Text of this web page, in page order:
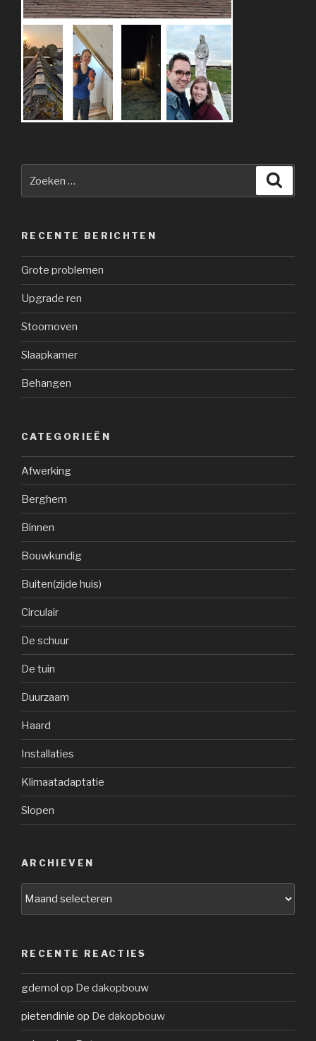
RECENTE BERICHTEN
Grote problemen
Upgrade ren
Stoomoven
Slaapkamer
Behangen
CATEGORIEËN
Afwerking
Berghem
Binnen
Bouwkundig
Buiten(zijde huis)
Circulair
De schuur
De tuin
Duurzaam
Haard
Installaties
Klimaatadaptatie
Slopen
ARCHIEVEN
RECENTE REACTIES
gdemol op De dakopbouw
pietendinie op De dakopbouw